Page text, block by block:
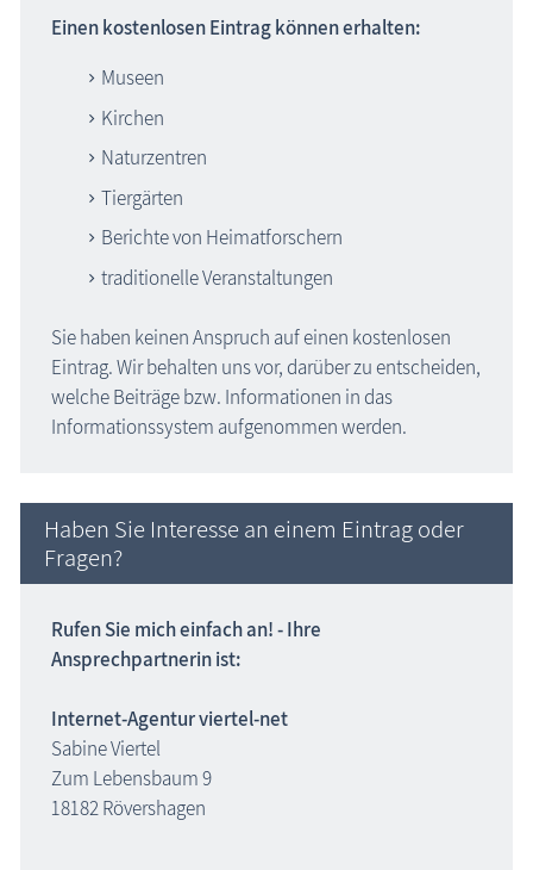
Einen kostenlosen Eintrag können erhalten:
Museen
Kirchen
Naturzentren
Tiergärten
Berichte von Heimatforschern
traditionelle Veranstaltungen
Sie haben keinen Anspruch auf einen kostenlosen
Eintrag. Wir behalten uns vor, darüber zu entscheiden,
welche Beiträge bzw. Informationen in das
Informationssystem aufgenommen werden.
Haben Sie Interesse an einem Eintrag oder
Fragen?
Rufen Sie mich einfach an! - Ihre
Ansprechpartnerin ist:
Internet-Agentur viertel-net
Sabine Viertel
Zum Lebensbaum 9
18182 Rövershagen